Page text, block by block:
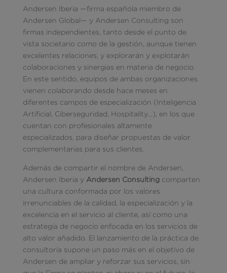
Andersen Iberia —firma española miembro de
Andersen Global— y Andersen Consulting son
firmas independientes, tanto desde el punto de
vista societario como de la gestión, aunque tienen
excelentes relaciones, y explorarán y explotarán
colaboraciones y sinergias en materia de negocio.
En este sentido, equipos de ambas organizaciones
vienen colaborando desde hace meses en
diferentes campos de especialización (Inteligencia
Artificial, Ciberseguridad, Hospitality…), en los que
cuentan con profesionales altamente
especializados, para diseñar propuestas de valor
complementarias para sus clientes.
Además de compartir el nombre de Andersen,
Andersen Iberia y Andersen Consultingcomparten
una cultura conformada por los valores
irrenunciables de la calidad, la especialización y la
excelencia en el servicio al cliente, así como una
estrategia de negocio enfocada en los servicios de
alto valor añadido. El lanzamiento de la práctica de
consultoría supone un paso más en el objetivo de
Andersen de ampliar y reforzar sus servicios, sin